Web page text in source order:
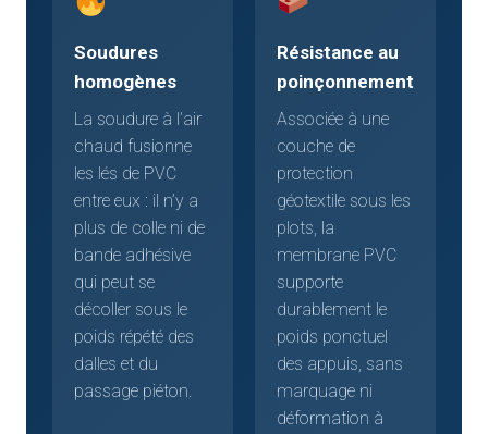
Soudures
homogènes
La soudure à l’air
chaud fusionne
les lés de PVC
entre eux : il n’y a
plus de colle ni de
bande adhésive
qui peut se
décoller sous le
poids répété des
dalles et du
passage piéton.
Résistance au
poinçonnement
Associée à une
couche de
protection
géotextile sous les
plots, la
membrane PVC
supporte
durablement le
poids ponctuel
des appuis, sans
marquage ni
déformation à